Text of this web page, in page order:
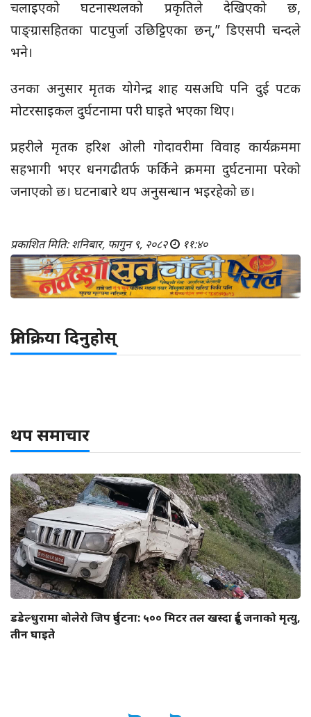
चलाइएको घटनास्थलको प्रकृतिले देखिएको छ,
पाङ्ग्रासहितका पाटपुर्जा उछिट्टिएका छन्,” डिएसपी चन्दले
भने।
उनका अनुसार मृतक योगेन्द्र शाह यसअघि पनि दुई पटक
मोटरसाइकल दुर्घटनामा परी घाइते भएका थिए।
प्रहरीले मृतक हरिश ओली गोदावरीमा विवाह कार्यक्रममा
सहभागी भएर धनगढीतर्फ फर्किने क्रममा दुर्घटनामा परेको
जनाएको छ। घटनाबारे थप अनुसन्धान भइरहेको छ।
प्रकाशित मिति: शनिबार, फागुन ९, २०८२ ११:४०
प्रतिक्रिया दिनुहोस्
थप समाचार
डडेल्धुरामा बोलेरो जिप दुर्घटना: ५०० मिटर तल खस्दा दुई जनाको मृत्यु,
तीन घाइते